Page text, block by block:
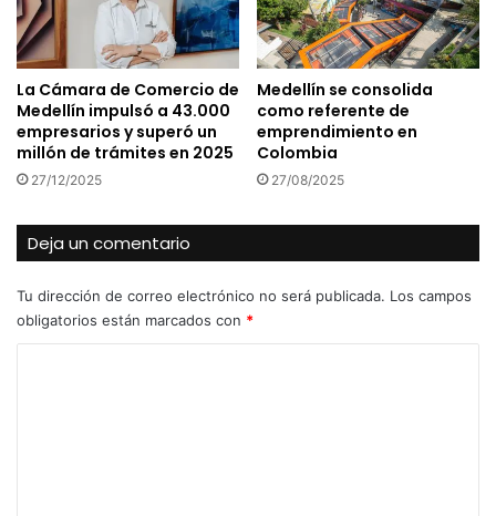
La Cámara de Comercio de
Medellín impulsó a 43.000
empresarios y superó un
millón de trámites en 2025
27/12/2025
Medellín se consolida
como referente de
emprendimiento en
Colombia
27/08/2025
Deja un comentario
Tu dirección de correo electrónico no será publicada. Los campos
obligatorios están marcados con *